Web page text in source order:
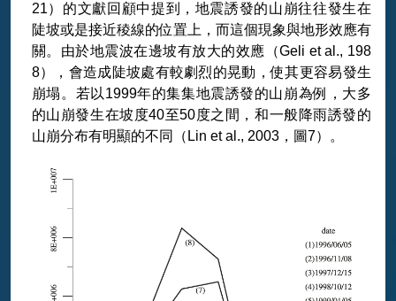
21）的文獻回顧中提到，地震誘發的山崩往往發生在
陡坡或是接近稜線的位置上，而這個現象與地形效應有
關。由於地震波在邊坡有放大的效應（Geli et al., 198
8），會造成陡坡處有較劇烈的晃動，使其更容易發生
崩塌。若以1999年的集集地震誘發的山崩為例，大多
的山崩發生在坡度40至50度之間，和一般降雨誘發的
山崩分布有明顯的不同（Lin et al., 2003，圖7）。